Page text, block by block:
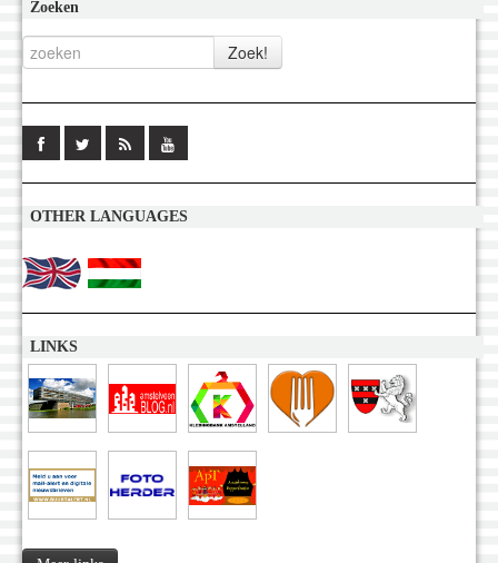
Zoeken
OTHER LANGUAGES
LINKS